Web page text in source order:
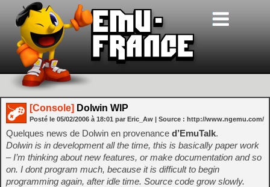
[Console] Dolwin WIP
Posté le 05/02/2006 à 18:01 par Eric_Aw | Source : http://www.ngemu.com/
Quelques news de Dolwin en provenance d’EmuTalk.
Dolwin is in development all the time, this is basically paper work
– I’m thinking about new features, or make documentation and so
on. I dont program much, because it is difficult to begin
programming again, after idle time. Source code grow slowly.